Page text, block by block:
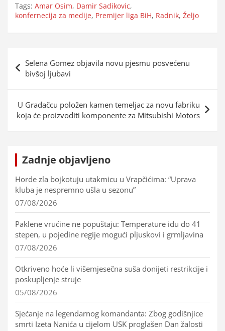
Tags: Amar Osim, Damir Sadikovic,
konfernecija za medije, Premijer liga BiH, Radnik, Željo
objava
Selena Gomez objavila novu pjesmu posvećenu
bivšoj ljubavi
U Gradačcu položen kamen temeljac za novu fabriku
koja će proizvoditi komponente za Mitsubishi Motors
Zadnje objavljeno
Horde zla bojkotuju utakmicu u Vrapčićima: “Uprava
kluba je nespremno ušla u sezonu”
07/08/2026
Paklene vrućine ne popuštaju: Temperature idu do 41
stepen, u pojedine regije mogući pljuskovi i grmljavina
07/08/2026
Otkriveno hoće li višemjesečna suša donijeti restrikcije i
poskupljenje struje
05/08/2026
Sjećanje na legendarnog komandanta: Zbog godišnjice
smrti Izeta Nanića u cijelom USK proglašen Dan žalosti